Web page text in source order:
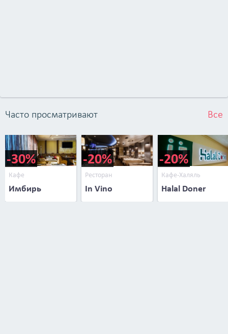
Часто просматривают Все
-30%
Кафе
Имбирь
-20%
Ресторан
In Vino
-20%
Кафе-Халяль
Halal Doner